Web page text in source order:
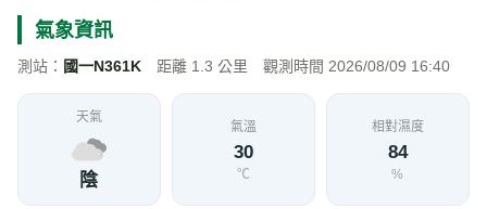
氣象資訊
測站： 國一N361K 距離 1.3 公里 觀測時間 2026/08/09 16:40
天氣
陰
氣溫
30
℃
相對濕度
84
%